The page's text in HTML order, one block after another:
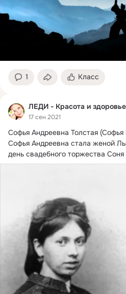
1 Класс
ЛЕДИ - Красота и здоровье
17 сен 2021
Софья Андреевна Толстая (Софья
Софья Андреевна стала женой
день свадебного торжества